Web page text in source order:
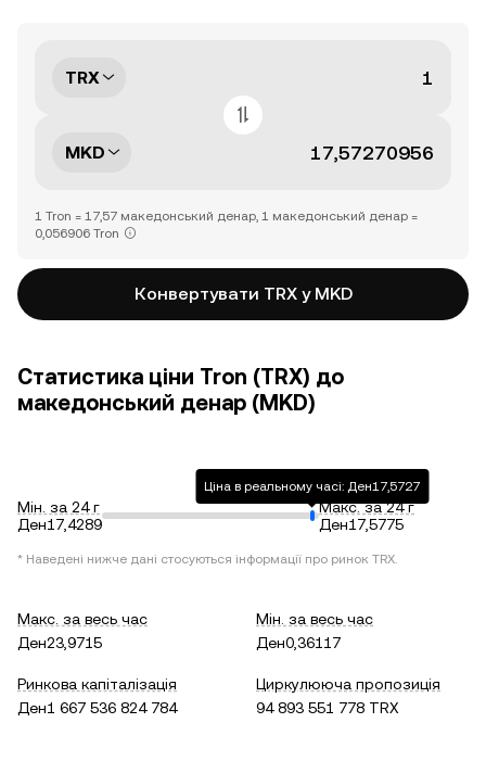
TRX
MKD
1 Tron = 17,57 македонський денар, 1 македонський денар =
0,056906 Tron
Конвертувати TRX у MKD
Статистика ціни Tron (TRX) до
македонський денар (MKD)
Мін. за 24 г
Ден17,4289
Ціна в реальному часі: Ден17,5727
Макс. за 24 г
Ден17,5775
* Наведені нижче дані стосуються інформації про ринок TRX.
Макс. за весь час
Ден23,9715
Мін. за весь час
Ден0,36117
Ринкова капіталізація
Ден1 667 536 824 784
Циркулююча пропозиція
94 893 551 778 TRX